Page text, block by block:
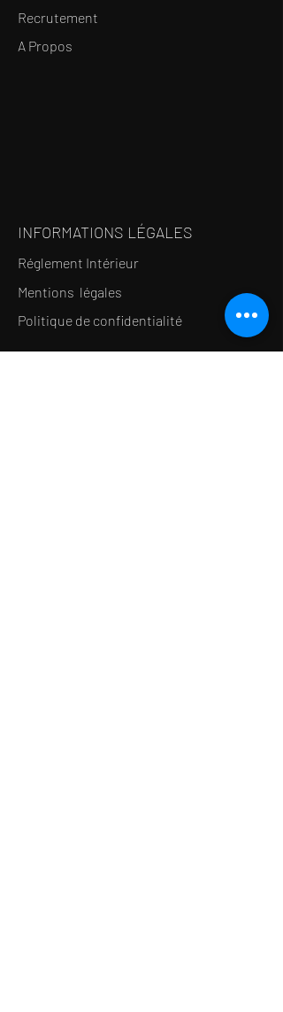
Recrutement
A Propos
INFORMATIONS LÉGALES
Réglement Intérieur
Mentions légales
Politique de confidentialité